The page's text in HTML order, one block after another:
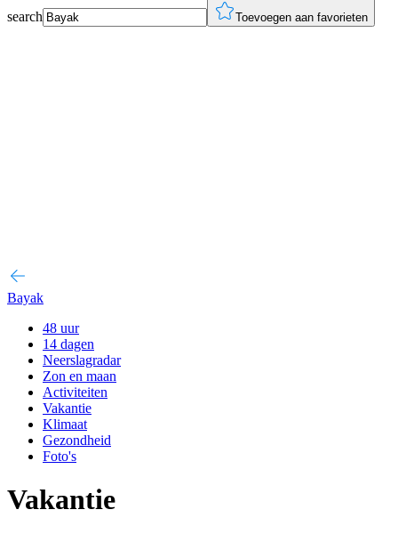
search Toevoegen aan favorieten
Bayak
48 uur
14 dagen
Neerslagradar
Zon en maan
Activiteiten
Vakantie
Klimaat
Gezondheid
Foto's
Vakantie